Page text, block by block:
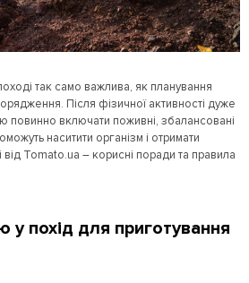
так само важлива, як планування
Після фізичної активності дуже
повинно включати поживні, збалансовані
наситити організм і отримати
від Tomato.ua – корисні поради та правила
похід для приготування